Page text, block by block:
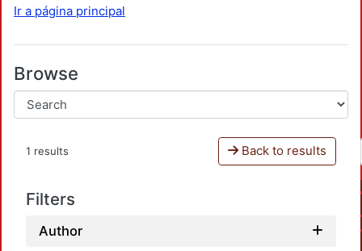
Ir a página principal
Browse
1 results Back to results
Filters
Author